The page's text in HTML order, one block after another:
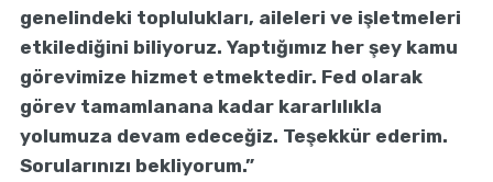
genelindeki toplulukları, aileleri ve işletmeleri
etkilediğini biliyoruz. Yaptığımız her şey kamu
görevimize hizmet etmektedir. Fed olarak
görev tamamlanana kadar kararlılıkla
yolumuza devam edeceğiz. Teşekkür ederim.
Sorularınızı bekliyorum.”